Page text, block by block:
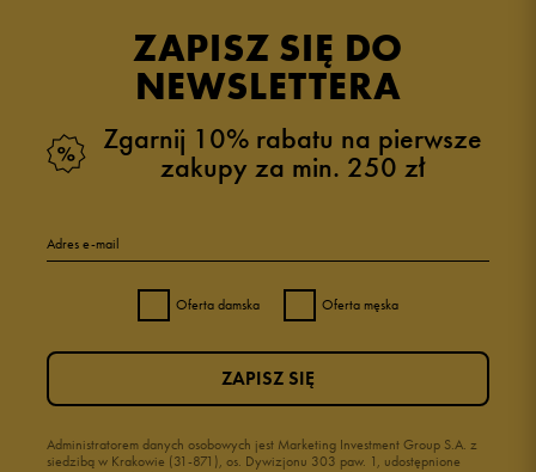
zebranych i zweryfikowanych przez
4 0%
1 0%
ZAPISZ SIĘ DO
NEWSLETTERA
Zgarnij 10% rabatu na pierwsze
zakupy za min. 250 zł
Adres e-mail
Oferta damska Oferta męska
Administratorem danych osobowych jest Marketing Investment Group S.A. z
siedzibą w Krakowie (31-871), os. Dywizjonu 303 paw. 1, udostępnione
ZAPISZ SIĘ